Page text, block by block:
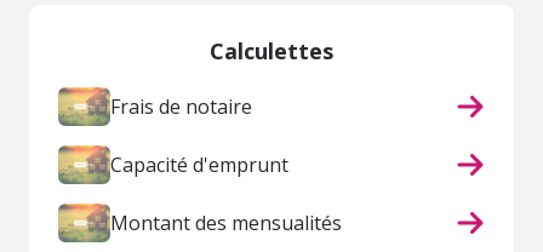
Calculettes
Frais de notaire
Capacité d'emprunt
Montant des mensualités